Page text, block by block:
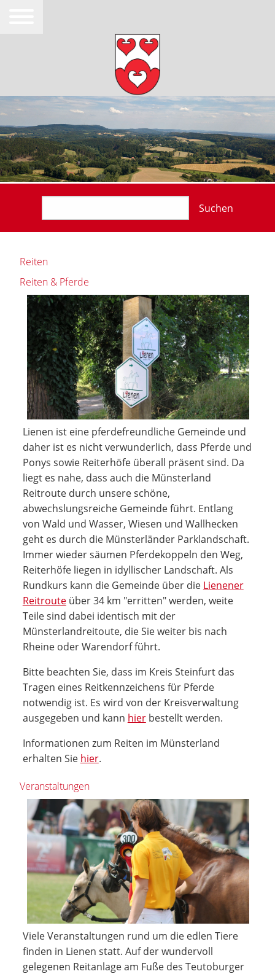
Suchen
Reiten
Reiten & Pferde
Lienen ist eine pferdefreundliche Gemeinde und
daher ist es nicht verwunderlich, dass Pferde und
Ponys sowie Reiterhöfe überall präsent sind. Da
liegt es nahe, dass auch die Münsterland
Reitroute durch unsere schöne,
abwechslungsreiche Gemeinde führt. Entlang
von Wald und Wasser, Wiesen und Wallhecken
geht es durch die Münsterländer Parklandschaft.
Immer wieder säumen Pferdekoppeln den Weg,
Reiterhöfe liegen in idyllischer Landschaft. Als
Rundkurs kann die Gemeinde über die Lienener
Reitrouteüber 34 km "erritten" werden, weite
Teile sind dabei identisch mit der
Münsterlandreitoute, die Sie weiter bis nach
Rheine oder Warendorf führt.
Bitte beachten Sie, dass im Kreis Steinfurt das
Tragen eines Reitkennzeichens für Pferde
notwendig ist. Es wird von der Kreisverwaltung
ausgegeben und kann hierbestellt werden.
Informationen zum Reiten im Münsterland
erhalten Sie hier.
Veranstaltungen
Viele Veranstaltungen rund um die edlen Tiere
finden in Lienen statt. Auf der wundervoll
gelegenen Reitanlage am Fuße des Teutoburger